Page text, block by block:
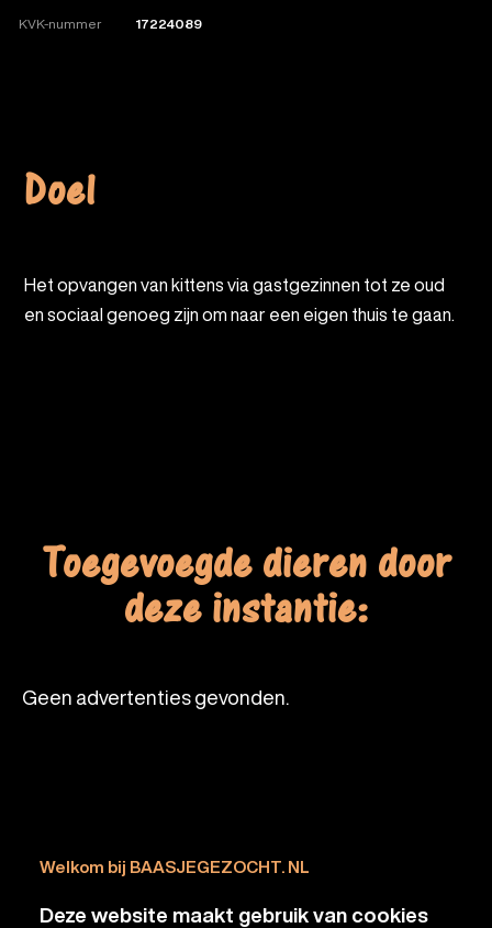
Welkom bij BAASJEGEZOCHT. NL
Deze website maakt gebruik van cookies
KVK-nummer 17224089
Doel
Het opvangen van kittens via gastgezinnen tot ze oud
en sociaal genoeg zijn om naar een eigen thuis te gaan.
Toegevoegde dieren door
deze instantie:
Geen advertenties gevonden.